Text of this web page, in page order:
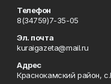
Телефон
8(34759)7-35-05
Эл. почта
kuraigazeta@mail.ru
Адрес
Краснокамский район,